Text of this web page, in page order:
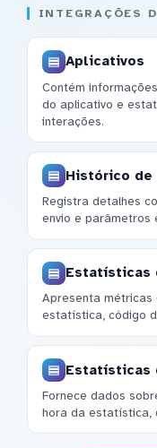
INTEGRAÇÕES
Aplicativos
Contém
do aplicativo e
interações.
Histórico de
Registra detalhes
envio e parâmetros
Estatísticas
Apresenta
estatística, código
Estatísticas
Fornece dados
hora da estatística,